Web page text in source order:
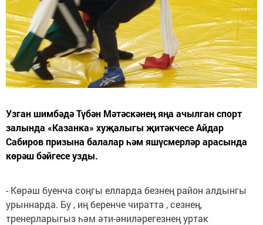
Узган шимбәдә Түбән Мәтәскәнең яңа ачылган спорт
залында «Казанка» хуҗалыгы җитәкчесе Айдар
Сабиров призына балалар һәм яшүсмерләр арасында
көрәш бәйгесе узды.
- Көрәш буенча соңгы елларда безнең район алдынгы
урыннарда. Бу , иң беренче чиратта , сезнең,
тренерларыгыз һәм әти-әниләрегезнең уртак